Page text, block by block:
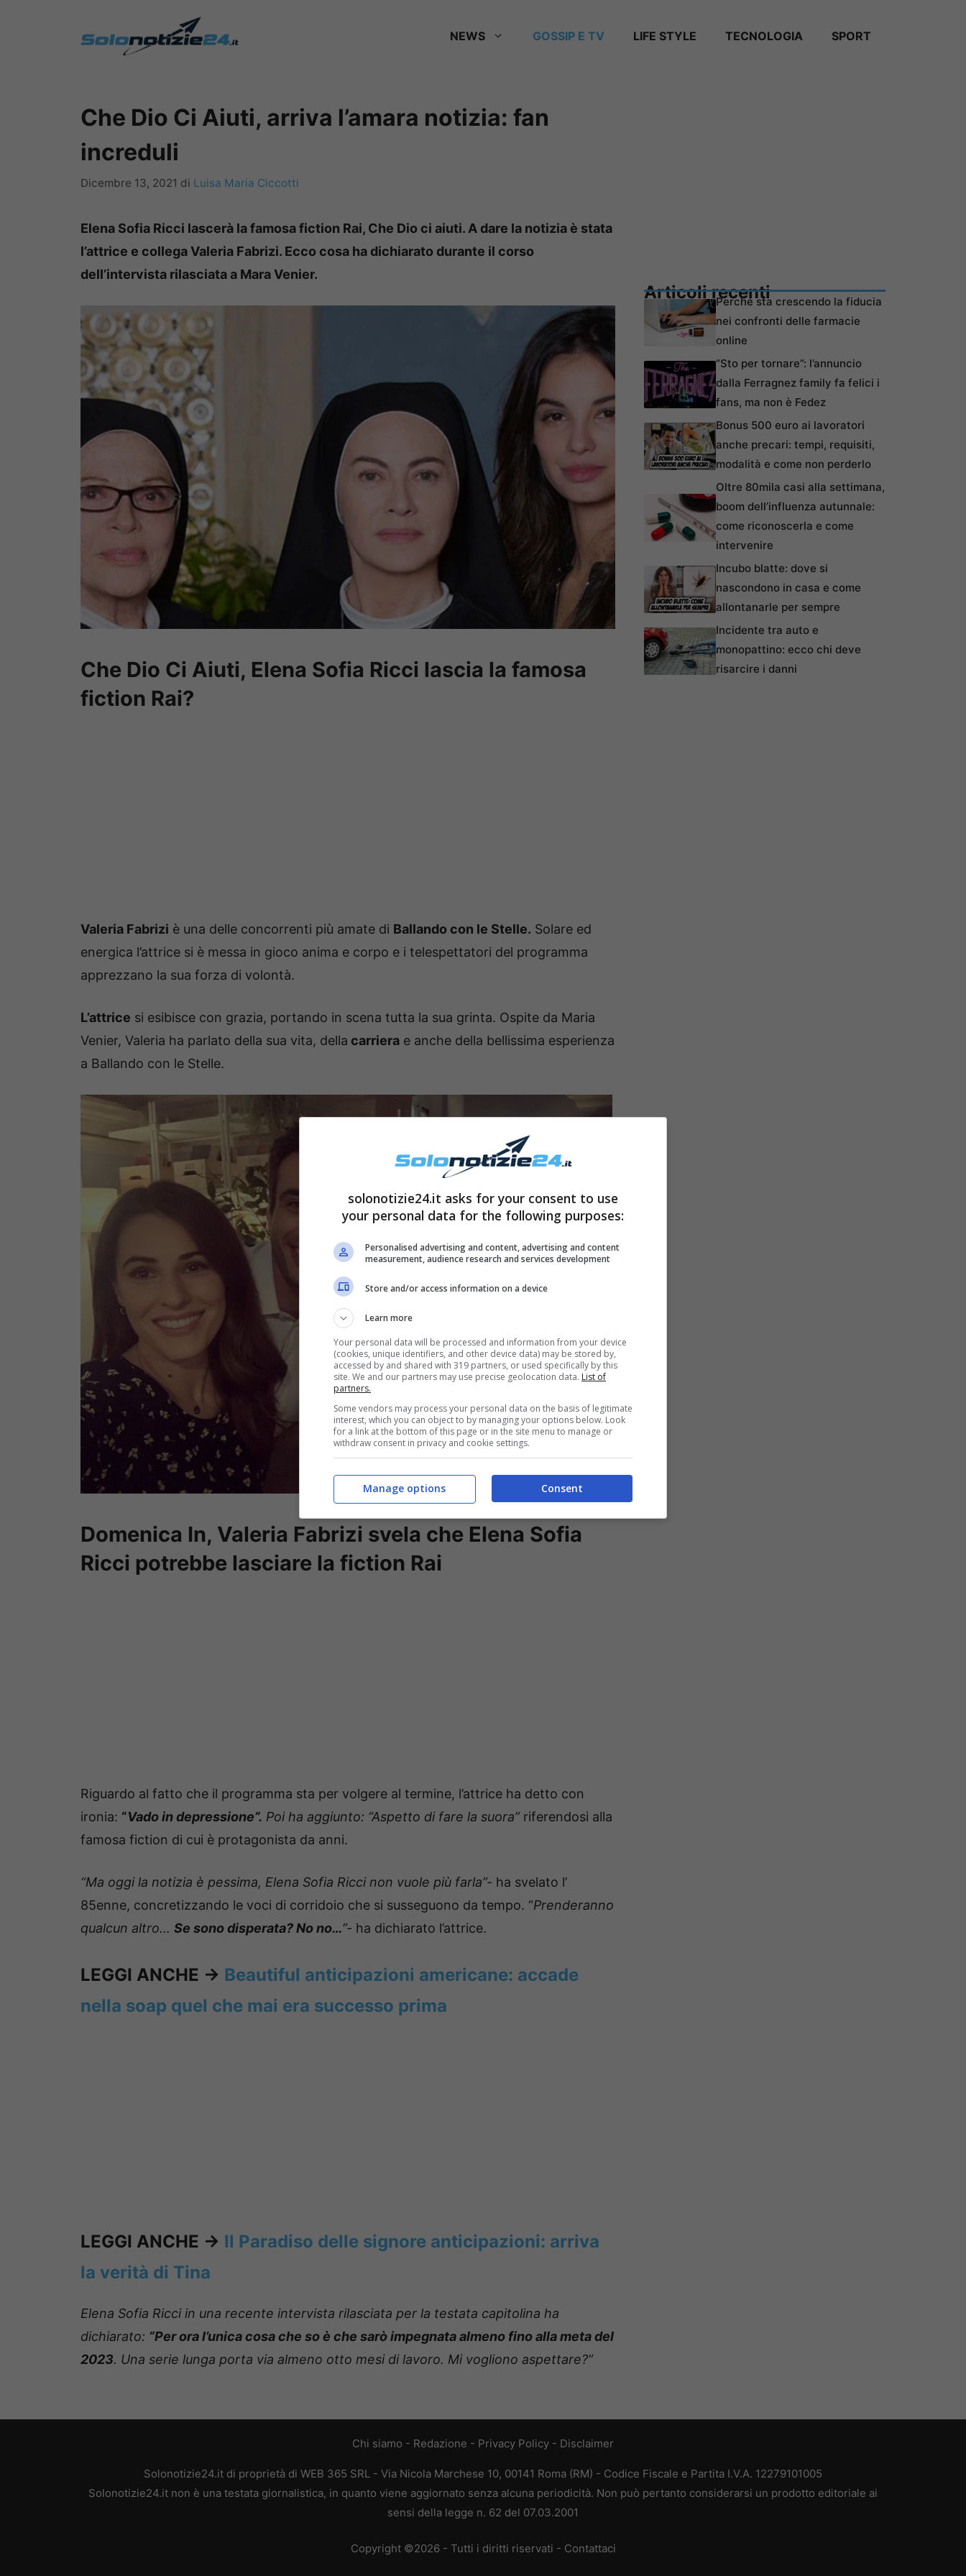
NEWS GOSSIP E TV LIFE STYLE TECNOLOGIA SPORT
Che Dio Ci Aiuti, arriva l’amara notizia: fan
increduli
Dicembre 13, 2021 di Luisa Maria Ciccotti
Elena Sofia Ricci lascerà la famosa fiction Rai, Che Dio ci aiuti. A dare la notizia è stata
l’attrice e collega Valeria Fabrizi. Ecco cosa ha dichiarato durante il corso
dell’intervista rilasciata a Mara Venier.
Che Dio Ci Aiuti, Elena Sofia Ricci lascia la famosa
fiction Rai?
Valeria Fabrizi è una delle concorrenti più amate di Ballando con le Stelle. Solare ed
energica l’attrice si è messa in gioco anima e corpo e i telespettatori del programma
apprezzano la sua forza di volontà.
L’attrice si esibisce con grazia, portando in scena tutta la sua grinta. Ospite da Maria
Venier, Valeria ha parlato della sua vita, della carriera e anche della bellissima esperienza
a Ballando con le Stelle.
Domenica In, Valeria Fabrizi svela che Elena Sofia
Ricci potrebbe lasciare la fiction Rai
Riguardo al fatto che il programma sta per volgere al termine, l’attrice ha detto con
ironia: “Vado in depressione”. Poi ha aggiunto: “Aspetto di fare la suora” riferendosi alla
famosa fiction di cui è protagonista da anni.
“Ma oggi la notizia è pessima, Elena Sofia Ricci non vuole più farla”- ha svelato l’
85enne, concretizzando le voci di corridoio che si susseguono da tempo. “Prenderanno
qualcun altro… Se sono disperata? No no…”- ha dichiarato l’attrice.
LEGGI ANCHE -> Beautiful anticipazioni americane: accade
nella soap quel che mai era successo prima
LEGGI ANCHE -> Il Paradiso delle signore anticipazioni: arriva
la verità di Tina
Elena Sofia Ricci in una recente intervista rilasciata per la testata capitolina ha
dichiarato: “Per ora l’unica cosa che so è che sarò impegnata almeno fino alla meta del
2023. Una serie lunga porta via almeno otto mesi di lavoro. Mi vogliono aspettare?”
Articoli recentiPerché sta crescendo la fiducia
nei confronti delle farmacie
online
“Sto per tornare”: l’annuncio
dalla Ferragnez family fa felici i
fans, ma non è Fedez
Bonus 500 euro ai lavoratori
anche precari: tempi, requisiti,
modalità e come non perderlo
Oltre 80mila casi alla settimana,
boom dell’influenza autunnale:
come riconoscerla e come
intervenire
Incubo blatte: dove si
nascondono in casa e come
allontanarle per sempre
Incidente tra auto e
monopattino: ecco chi deve
risarcire i danni
Chi siamo - Redazione - Privacy Policy - Disclaimer
Solonotizie24.it di proprietà di WEB 365 SRL - Via Nicola Marchese 10, 00141 Roma (RM) - Codice Fiscale e Partita I.V.A. 12279101005
Solonotizie24.it non è una testata giornalistica, in quanto viene aggiornato senza alcuna periodicità. Non può pertanto considerarsi un prodotto editoriale ai
sensi della legge n. 62 del 07.03.2001
Copyright ©2026 - Tutti i diritti riservati - Contattaci
solonotizie24.it asks for your consent to use
your personal data for the following purposes:
Personalised advertising and content, advertising and content
measurement, audience research and services development
Store and/or access information on a device
Learn more
Your personal data will be processed and information from your device
(cookies, unique identifiers, and other device data) may be stored by,
accessed by and shared with 319 partners, or used specifically by this
site. We and our partners may use precise geolocation data. List of
partners.
Some vendors may process your personal data on the basis of legitimate
interest, which you can object to by managing your options below. Look
for a link at the bottom of this page or in the site menu to manage or
withdraw consent in privacy and cookie settings.
Consent
Manage options